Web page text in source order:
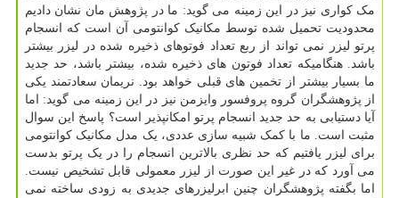
مک کواری نیز در این زمینه می گوید: ما در پژوهش مان نشان دادیم
محدودیت تحمیل شده توسط مکانیک کوانتومی آن است که انسجام
پرتو لیزر نمی تواند از ربع تعداد فوتوهای ذخیره شده در لیزر بیشتر
باشد. هنگامیکه تعداد فوتون های ذخیره شده، بیشتر باشد، حد جدید
ما بسیار بیشتر از تخمین های قبلی خواهد بود. نریمان سعادتمند یکی
از پژوهشگران گروه پروفسور وایزمن نیز در این زمینه می گوید: اما
آیا دستیابی به حد جدید انسجام پرتو امکانپذیر است؟ پاسخ این سوال
مثبت است. ما با کمک شبیه سازی عددی، یک مدل مکانیک کوانتومی
برای لیزر یافتیم که حد نظری بالاترین انسجام را در یک پرتو بدست
می آورد که در غیر این صورت از لیزر معمولی قابل تشخیص نیست.
اما بگفته پژوهشگران چنین ابرلیزرهای جدیدی به زودی ساخته نمی